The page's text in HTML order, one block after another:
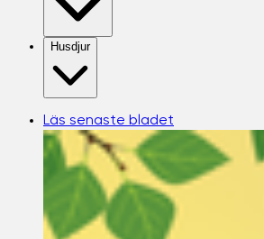
Husdjur
Läs senaste bladet